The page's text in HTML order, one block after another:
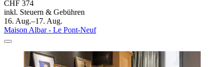
CHF 374
inkl. Steuern & Gebühren
16. Aug.–17. Aug.
Maison Albar - Le Pont-Neuf